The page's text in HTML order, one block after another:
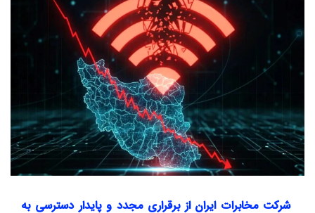
شرکت مخابرات ایران از برقراری مجدد و پایدار دسترسی به